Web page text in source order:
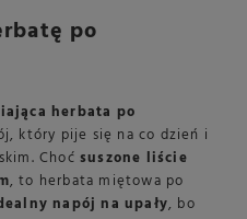
po
herbata po
który pije się na co dzień i
Choć suszone liście
, to herbata miętowa po
napój na upały, bo